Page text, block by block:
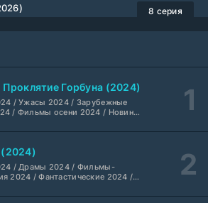
8 серия
5 серия
HDrezka Studio
Проклятие Горбуна (2024)
/ Ужасы 2024 / Зарубежные
/ Фильмы осени 2024 / Новинки
фильмы / Фильмы
/ Интересные фильмы /
/ Популярные фильмы
/ Драмы 2024 / Фильмы-
2024 / Фантастические 2024 /
в 4K UHD / Американские